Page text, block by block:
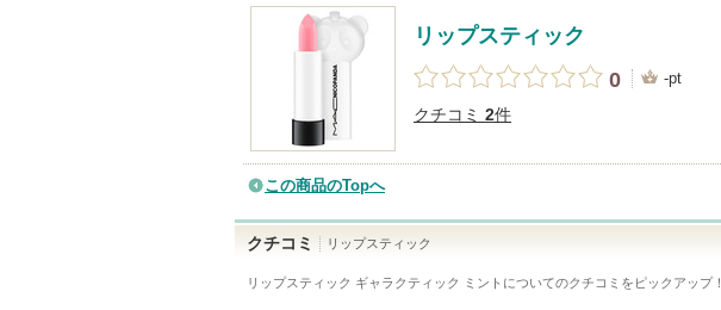
リップスティック
0
-pt
クチコミ 2件
この商品のTopへ
クチコミ リップスティック
リップスティック ギャラクティック ミント についてのクチコミをピックアップ！